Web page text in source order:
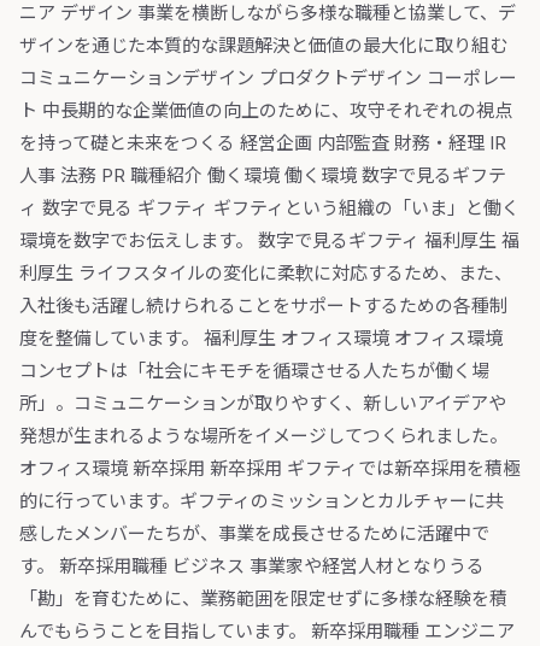
ニア デザイン 事業を横断しながら多様な職種と協業して、デ
ザインを通じた本質的な課題解決と価値の最大化に取り組む
コミュニケーションデザイン プロダクトデザイン コーポレー
ト 中長期的な企業価値の向上のために、攻守それぞれの視点
を持って礎と未来をつくる 経営企画 内部監査 財務・経理 IR
人事 法務 PR 職種紹介 働く環境 働く環境 数字で見るギフテ
ィ 数字で見る ギフティ ギフティという組織の「いま」と働く
環境を数字でお伝えします。 数字で見るギフティ 福利厚生 福
利厚生 ライフスタイルの変化に柔軟に対応するため、また、
入社後も活躍し続けられることをサポートするための各種制
度を整備しています。 福利厚生 オフィス環境 オフィス環境
コンセプトは「社会にキモチを循環させる人たちが働く場
所」。コミュニケーションが取りやすく、新しいアイデアや
発想が生まれるような場所をイメージしてつくられました。
オフィス環境 新卒採用 新卒採用 ギフティでは新卒採用を積極
的に行っています。ギフティのミッションとカルチャーに共
感したメンバーたちが、事業を成長させるために活躍中で
す。 新卒採用職種 ビジネス 事業家や経営人材となりうる
「勘」を育むために、業務範囲を限定せずに多様な経験を積
んでもらうことを目指しています。 新卒採用職種 エンジニア